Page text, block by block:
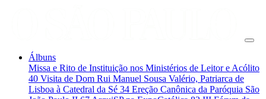
Álbuns
Missa e Rito de Instituição nos Ministérios de Leitor e Acólito
40 Visita de Dom Rui Manuel Sousa Valério, Patriarca de
Lisboa à Catedral da Sé 34 Ereção Canônica da Paróquia São